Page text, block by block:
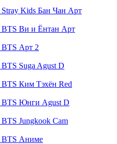
Stray Kids Бан Чан Арт
BTS Ви и Ёнтан Арт
BTS Арт 2
BTS Suga Agust D
BTS Ким Тэхён Red
BTS Юнги Agust D
BTS Jungkook Cam
BTS Аниме